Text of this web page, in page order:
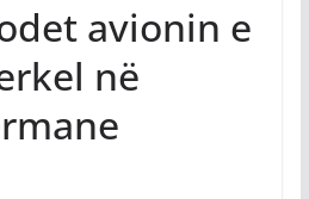
avionin e
në